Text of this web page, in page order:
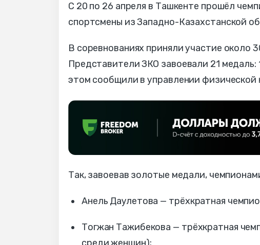
С 20 по 26 апреля в Ташкенте прошёл
спортсмены из Западно-Казахстанской
В соревнованиях приняли участие около
Представители ЗКО завоевали 21
этом сообщили в управлении физической
Так, завоевав золотые медали,
Анель Даулетова — трёхкратная
Тогжан Тажибекова — трёхкратная